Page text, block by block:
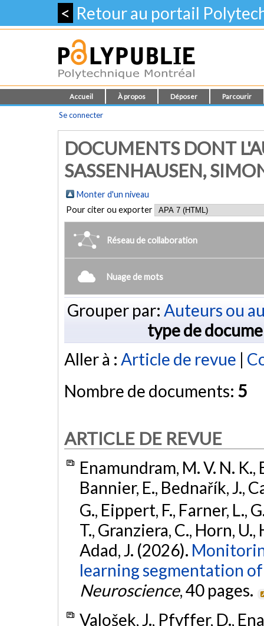
< Retour au portail
Accueil À propos Déposer Parcourir
Se connecter
DOCUMENTS DONT
SASSENHAUSEN,
Monter d'un niveau
Pour citer ou exporter
Réseau de collaboration
Nuage de mots
Grouper par: Auteurs ou
type de
Aller à : Article de revue |
Nombre de documents: 5
ARTICLE DE REVUE
Enamundram, M. V. N. K.,
Bannier, E., Bednařík, J.,
G., Eippert, F., Farner, L.,
T., Granziera, C., Horn,
Adad, J. (2026).
learning segmentation
Neuroscience, 40 pages.
Valošek, J., Pfyffer, D.,